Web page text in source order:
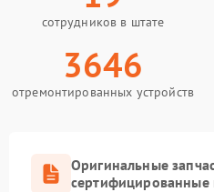
сотрудников в штате
3646
отремонтированных устройств
Оригинальные
сертифицированные